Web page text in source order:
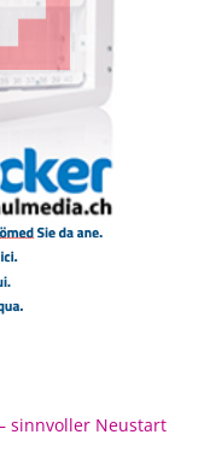
sinnvoller Neustart